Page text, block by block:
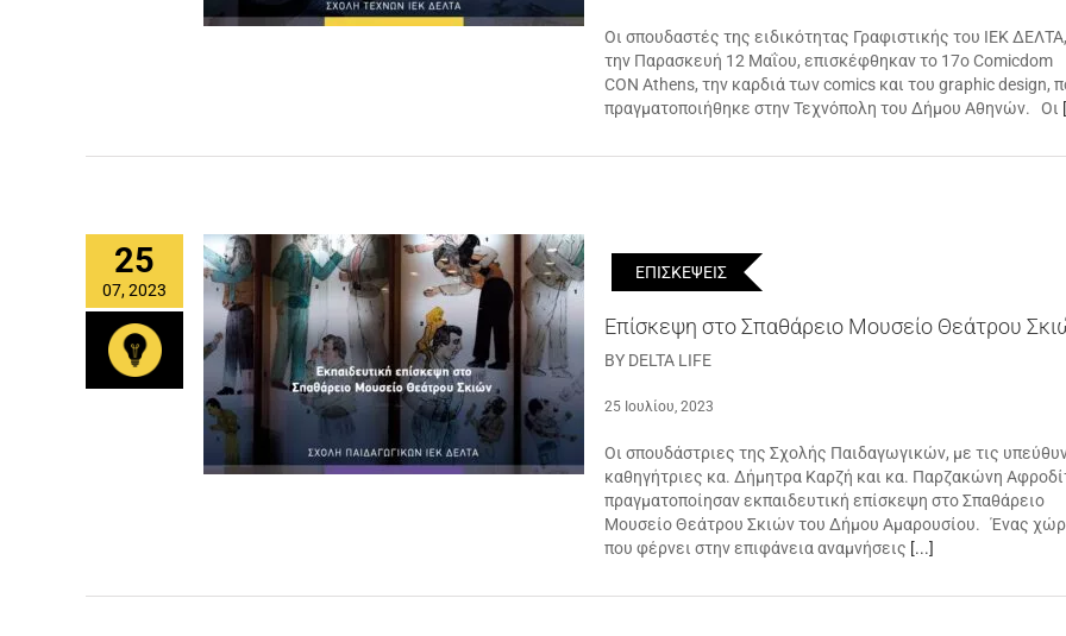
Οι σπουδαστές της ειδικότητας Γραφιστικής του ΙΕΚ ΔΕΛΤΑ,
την Παρασκευή 12 Μαΐου, επισκέφθηκαν το 17o Comicdom
CON Athens, την καρδιά των comics και του graphic design,
πραγματοποιήθηκε στην Τεχνόπολη του Δήμου Αθηνών. Οι
25
07, 2023
ΕΠΙΣΚΕΨΕΙΣ
Επίσκεψη στο Σπαθάρειο Μουσείο Θεάτρου
BY DELTA LIFE
25 Ιουλίου, 2023
Οι σπουδάστριες της Σχολής Παιδαγωγικών, με τις
καθηγήτριες κα. Δήμητρα Καρζή και κα. Παρζακώνη
πραγματοποίησαν εκπαιδευτική επίσκεψη στο Σπαθάρειο
Μουσείο Θεάτρου Σκιών του Δήμου Αμαρουσίου. Ένας
που φέρνει στην επιφάνεια αναμνήσεις [...]